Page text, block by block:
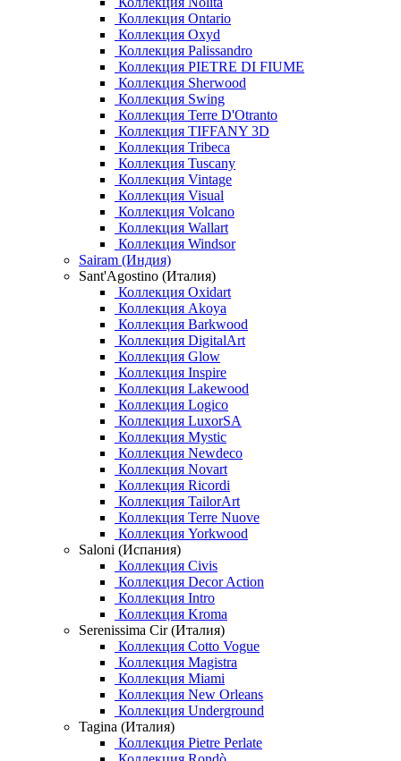
Коллекция Ontario
Коллекция Oxyd
Коллекция Palissandro
Коллекция PIETRE DI FIUME
Коллекция Sherwood
Коллекция Swing
Коллекция Terre D'Otranto
Коллекция TIFFANY 3D
Коллекция Tribeca
Коллекция Tuscany
Коллекция Vintage
Коллекция Visual
Коллекция Volcano
Коллекция Wallart
Коллекция Windsor
Sairam (Индия)
Sant'Agostino (Италия)
Коллекция Oxidart
Коллекция Akoya
Коллекция Barkwood
Коллекция DigitalArt
Коллекция Glow
Коллекция Inspire
Коллекция Lakewood
Коллекция Logico
Коллекция LuxorSA
Коллекция Mystic
Коллекция Newdeco
Коллекция Novart
Коллекция Ricordi
Коллекция TailorArt
Коллекция Terre Nuove
Коллекция Yorkwood
Saloni (Испания)
Коллекция Civis
Коллекция Decor Action
Коллекция Intro
Коллекция Kroma
Serenissima Cir (Италия)
Коллекция Cotto Vogue
Коллекция Magistra
Коллекция Miami
Коллекция New Orleans
Коллекция Underground
Tagina (Италия)
Коллекция Pietre Perlate